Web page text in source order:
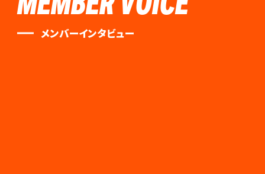
メンバーインタビュー